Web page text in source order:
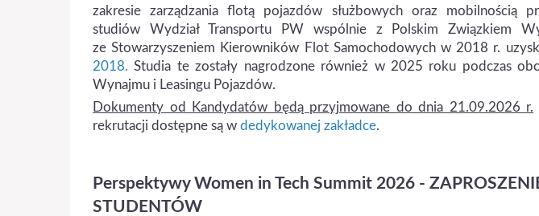
zakresie zarządzania flotą pojazdów służbowych oraz mobilnością
studiów Wydział Transportu PW wspólnie z Polskim Związkiem
ze Stowarzyszeniem Kierowników Flot Samochodowych w 2018 r.
2018. Studia te zostały nagrodzone również w 2025 roku podczas
Wynajmu i Leasingu Pojazdów.
Dokumenty od Kandydatów będą przyjmowane do dnia 21.09.2026 r.
rekrutacji dostępne są w dedykowanej zakładce.
Perspektywy Women in Tech Summit 2026 -
STUDENTÓW